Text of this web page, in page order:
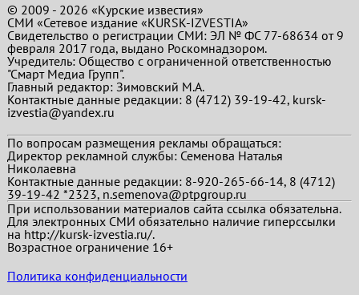
© 2009 - 2026 «Курские известия»
СМИ «Сетевое издание «KURSK-IZVESTIA»
Свидетельство о регистрации СМИ: ЭЛ № ФС 77-68634 от 9
февраля 2017 года, выдано Роскомнадзором.
Учредитель: Общество с ограниченной ответственностью
"Смарт Медиа Групп".
Главный редактор:Зимовский М.А.
Контактные данные редакции: 8 (4712) 39-19-42, kursk-
izvestia@yandex.ru
По вопросам размещения рекламы обращаться:
Директор рекламной службы: Семенова Наталья
Николаевна
Контактные данные редакции: 8-920-265-66-14, 8 (4712)
39-19-42 *2323, n.semenova@ptpgroup.ru
При использовании материалов сайта ссылка обязательна.
Для электронных СМИ обязательно наличие гиперссылки
на http://kursk-izvestia.ru/.
Возрастное ограничение 16+
Политика конфиденциальности